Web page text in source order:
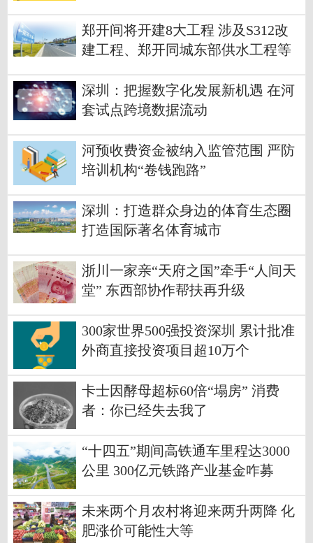
郑开间将开建8大工程 涉及S312改
建工程、郑开同城东部供水工程等
深圳：把握数字化发展新机遇 在河
套试点跨境数据流动
河预收费资金被纳入监管范围 严防
培训机构“卷钱跑路”
深圳：打造群众身边的体育生态圈
打造国际著名体育城市
浙川一家亲“天府之国”牵手“人间天
堂” 东西部协作帮扶再升级
300家世界500强投资深圳 累计批准
外商直接投资项目超10万个
卡士因酵母超标60倍“塌房” 消费
者：你已经失去我了
“十四五”期间高铁通车里程达3000
公里 300亿元铁路产业基金咋募
未来两个月农村将迎来两升两降 化
肥涨价可能性大等